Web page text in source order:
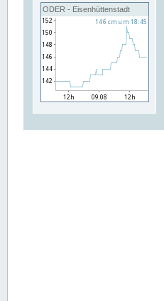
ODER - Eisenhüttenstadt